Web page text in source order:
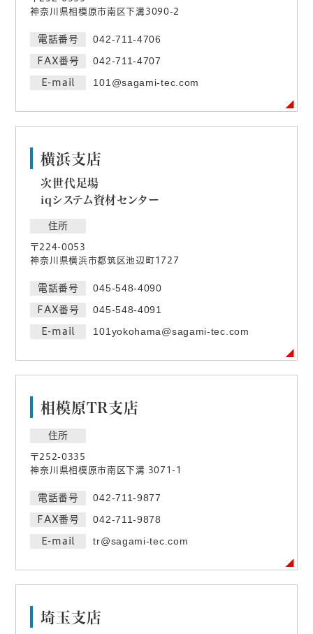
神奈川県相模原市南区下溝3090-2
電話番号 042-711-4706
FAX番号 042-711-4707
E-mail 101@sagami-tec.com
横浜支店
次世代足場
iqシステム資材センター
住所
〒224-0053
神奈川県横浜市都筑区池辺町1727
電話番号 045-548-4090
FAX番号 045-548-4091
E-mail 101yokohama@sagami-tec.com
相模原TR支店
住所
〒252-0335
神奈川県相模原市南区下溝 3071-1
電話番号 042-711-9877
FAX番号 042-711-9878
E-mail tr@sagami-tec.com
埼玉支店